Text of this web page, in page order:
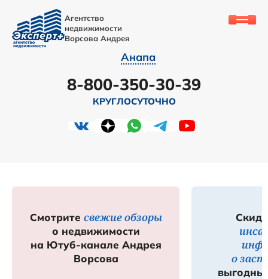
Агентство
недвижимости
Ворсова Андрея
Анапа
8-800-350-30-39
КРУГЛОСУТОЧНО
Смотрите свежие обзоры
о недвижимости
на Ютуб-канале Андрея
Ворсова
о